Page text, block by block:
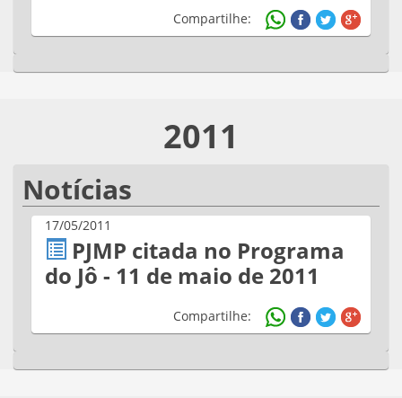
Compartilhe:
2011
Notícias
17/05/2011
PJMP citada no Programa
do Jô - 11 de maio de 2011
Compartilhe: